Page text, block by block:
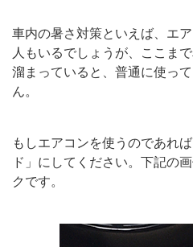
車内の暑さ対策といえば、エ
人もいるでしょうが、ここま
溜まっていると、普通に使っ
ん。
もしエアコンを使うのであれ
ド」にしてください。下記の
クです。